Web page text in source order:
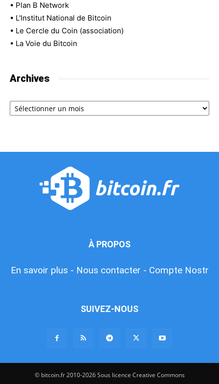
• Plan B Network
• L'Institut National de Bitcoin
• Le Cercle du Coin (association)
• La Voie du Bitcoin
Archives
Archives
À PROPOS
En savoir plus - Nous contacter - Compte Nostr
SUIVEZ-NOUS
© bitcoin.fr 2010-2026 Sous licence Creative Commons